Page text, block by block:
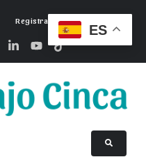
Registrarse
ES